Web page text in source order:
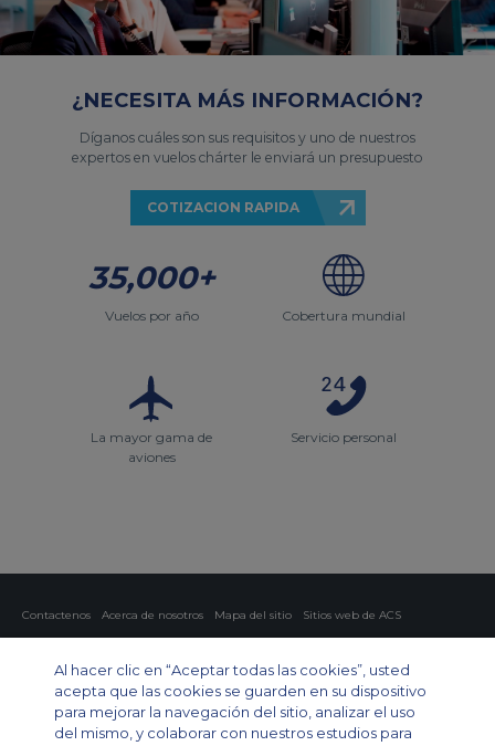
¿NECESITA MÁS INFORMACIÓN?
Díganos cuáles son sus requisitos y uno de nuestros
expertos en vuelos chárter le enviará un presupuesto
COTIZACION RAPIDA
35,000+
Vuelos por año Cobertura mundial
La mayor gama de
aviones
Servicio personal
Contactenos Acerca de nosotros Mapa del sitio
Sitios web de ACS
Chárter privado
Chárter para grupos Chárter de carga Guía de aviones
Private Charter App
Al hacer clic en “Aceptar todas las cookies”, usted
acepta que las cookies se guarden en su dispositivo
para mejorar la navegación del sitio, analizar el uso
del mismo, y colaborar con nuestros estudios para